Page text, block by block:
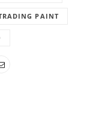
PAINT